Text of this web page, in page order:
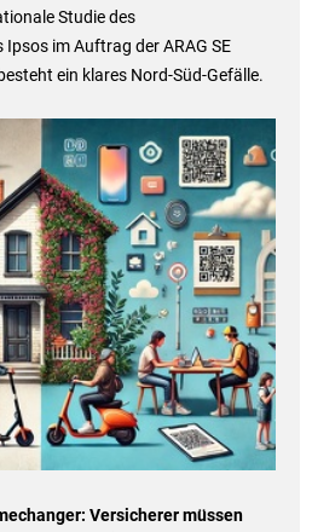
Studie des
im Auftrag der ARAG SE
ein klares Nord-Süd-Gefälle.
Versicherer müssen